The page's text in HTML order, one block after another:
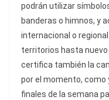
podrán utilizar
banderas o himnos, y
internacional o
territorios hasta nuevo
certifica también la
por el momento, como
finales de la semana